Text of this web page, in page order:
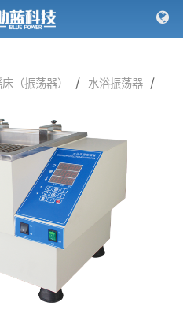
（振荡器） / 水浴振荡器 /